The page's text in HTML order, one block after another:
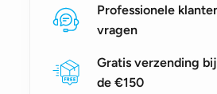
Professionele
vragen
Gratis verzending
de €150